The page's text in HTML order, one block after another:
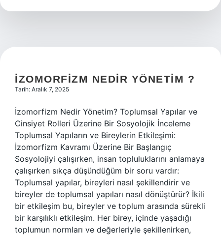
hangi
İZOMORFIZM NEDIR YÖNETIM ?
Tarih: Aralık 7, 2025
İzomorfizm Nedir Yönetim? Toplumsal Yapılar ve
Cinsiyet Rolleri Üzerine Bir Sosyolojik İnceleme
Toplumsal Yapıların ve Bireylerin Etkileşimi:
İzomorfizm Kavramı Üzerine Bir Başlangıç
Sosyolojiyi çalışırken, insan topluluklarını anlamaya
çalışırken sıkça düşündüğüm bir soru vardır:
Toplumsal yapılar, bireyleri nasıl şekillendirir ve
bireyler de toplumsal yapıları nasıl dönüştürür? İkili
bir etkileşim bu, bireyler ve toplum arasında sürekli
bir karşılıklı etkileşim. Her birey, içinde yaşadığı
toplumun normları ve değerleriyle şekillenirken,